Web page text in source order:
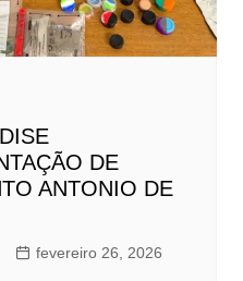
DE
ANTONIO DE
fevereiro 26, 2026